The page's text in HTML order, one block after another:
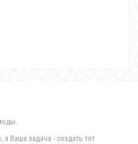
Ваша задача - создать тот